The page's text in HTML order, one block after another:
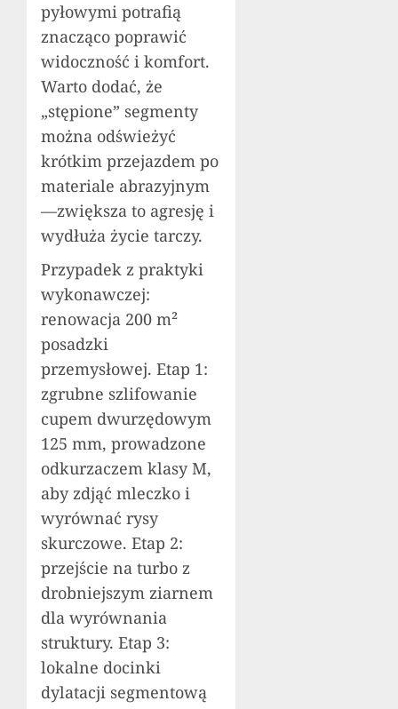
pyłowymi potrafią
znacząco poprawić
widoczność i komfort.
Warto dodać, że
„stępione” segmenty
można odświeżyć
krótkim przejazdem po
materiale abrazyjnym
—zwiększa to agresję i
wydłuża życie tarczy.
Przypadek z praktyki
wykonawczej:
renowacja 200 m²
posadzki
przemysłowej. Etap 1:
zgrubne szlifowanie
cupem dwurzędowym
125 mm, prowadzone
odkurzaczem klasy M,
aby zdjąć mleczko i
wyrównać rysy
skurczowe. Etap 2:
przejście na turbo z
drobniejszym ziarnem
dla wyrównania
struktury. Etap 3:
lokalne docinki
dylatacji segmentową